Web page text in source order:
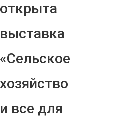
открыта
выставка
«Сельское
хозяйство
и все для